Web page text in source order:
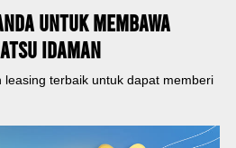
Untuk Membawa
Idaman
leasing terbaik untuk dapat memberi